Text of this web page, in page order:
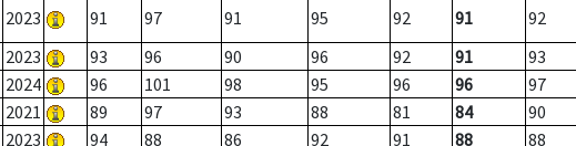
2023 91 97 91 95 92 91
92
2023 93 96 90 96 92 91
93
2024 96 101 98 95 96 96
97
2021 89 97 93 88 81 84
90
2023 94 88 86 92 91 88
88